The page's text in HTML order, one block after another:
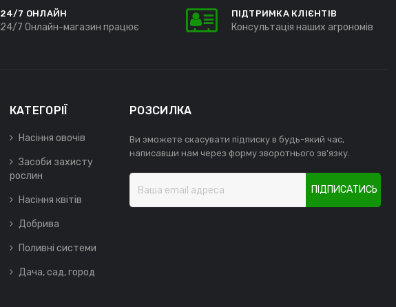
24/7 ОНЛАЙН
24/7 Онлайн-магазин працює
ПІДТРИМКА КЛІЄНТІВ
Консультація наших агрономів
КАТЕГОРІЇ
Насіння овочів
Засоби захисту
рослин
Насіння квітів
Добрива
Поливні системи
Дача, сад, город
РОЗСИЛКА
Ви зможете скасувати підписку в будь-який час,
написавши нам через форму зворотнього зв'язку.
ПІДПИСАТИСЬ